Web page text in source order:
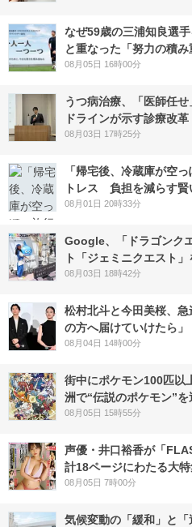
なぜ59歳の三浦知良選
と重なった「努力の積み
08月05日 16時00分
うつ病治療、「医師任
ドラインが示す診療改革
08月03日 17時25分
「帰宅後、冷蔵庫が空
トレス 負担を減らす賢
08月01日 20時33分
Google、「ドラゴンク
ト「ジェミニクエスト
08月03日 18時42分
松村北斗と今田美桜、
の方へ届けていけたら」
08月04日 14時00分
街中にポケモン100匹
洲で“伝説のポケモン”を
08月05日 15時55分
声優・井口裕香が「
計18ページにわたる大特
08月05日 7時00分
気候変動の「緩和」と